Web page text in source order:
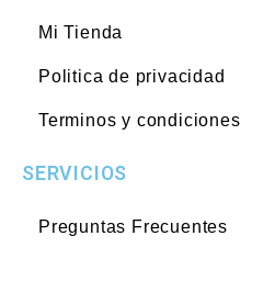
Mi Tienda
Politica de privacidad
Terminos y condiciones
SERVICIOS
Preguntas Frecuentes